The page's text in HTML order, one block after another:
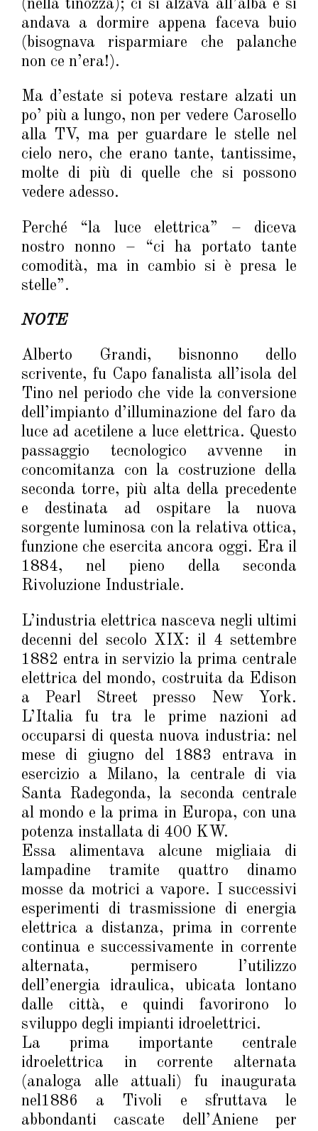
(nella tinozza); ci si alzava all’alba e si
andava a dormire appena faceva buio
(bisognava risparmiare che palanche
non ce n’era!).
Ma d’estate si poteva restare alzati un
po’ più a lungo, non per vedere Carosello
alla TV, ma per guardare le stelle nel
cielo nero, che erano tante, tantissime,
molte di più di quelle che si possono
vedere adesso.
Perché “la luce elettrica” – diceva
nostro nonno – “ci ha portato tante
comodità, ma in cambio si è presa le
stelle”.
NOTE
Alberto Grandi, bisnonno dello
scrivente, fu Capo fanalista all’isola del
Tino nel periodo che vide la conversione
dell’impianto d’illuminazione del faro da
luce ad acetilene a luce elettrica. Questo
passaggio tecnologico avvenne in
concomitanza con la costruzione della
seconda torre, più alta della precedente
e destinata ad ospitare la nuova
sorgente luminosa con la relativa ottica,
funzione che esercita ancora oggi. Era il
1884, nel pieno della seconda
Rivoluzione Industriale.
L’industria elettrica nasceva negli ultimi
decenni del secolo XIX: il 4 settembre
1882 entra in servizio la prima centrale
elettrica del mondo, costruita da Edison
a Pearl Street presso New York.
L’Italia fu tra le prime nazioni ad
occuparsi di questa nuova industria: nel
mese di giugno del 1883 entrava in
esercizio a Milano, la centrale di via
Santa Radegonda, la seconda centrale
al mondo e la prima in Europa, con una
potenza installata di 400 KW.
Essa alimentava alcune migliaia di
lampadine tramite quattro dinamo
mosse da motrici a vapore. I successivi
esperimenti di trasmissione di energia
elettrica a distanza, prima in corrente
continua e successivamente in corrente
alternata, permisero l’utilizzo
dell’energia idraulica, ubicata lontano
dalle città, e quindi favorirono lo
sviluppo degli impianti idroelettrici.
La prima importante centrale
idroelettrica in corrente alternata
(analoga alle attuali) fu inaugurata
nel1886 a Tivoli e sfruttava le
abbondanti cascate dell’Aniene per